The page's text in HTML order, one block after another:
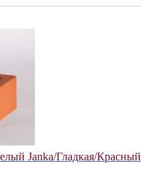
Janka/Гладкая/Красный